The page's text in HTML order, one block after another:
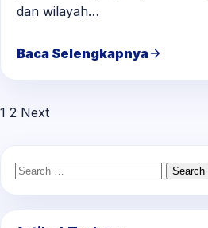
dan wilayah…
Baca Selengkapnya
Posts
1 2 Next
Search